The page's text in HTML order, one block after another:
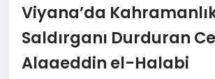
SPOR
YAŞAM
Viyana’da
Saldırganı Durduran
Alaaeddin el-Halabi